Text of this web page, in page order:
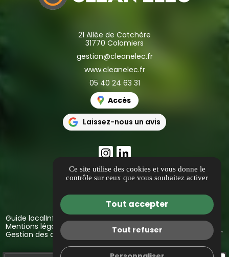
21 Allée de Catchère
31770 Colomiers
gestion@cleanelec.fr
www.cleanelec.fr
05 40 24 63 31
Accès
Laissez-nous un avis
Guide localInformations complémentaires
Mentions légales
Politique de confidentialité
Gestion des cookies
Ce site utilise des cookies et vous donne le
contrôle sur ceux que vous souhaitez activer
Tout accepter
Tout refuser